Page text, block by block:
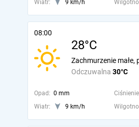
Wiatr: 9 km/h
08:00
28°C
Odczuwalna 30°C
Zachmurzenie małe,
Opad: 0 mm
Wiatr:
9 km/h